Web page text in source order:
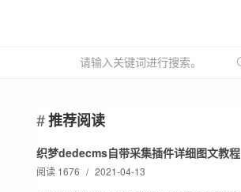
推荐阅读
织梦dedecms自带采集插件详细图文教程
阅读 1676 / 2021-04-13